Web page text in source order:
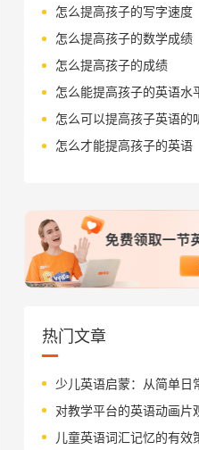
怎么提高孩子的写字速度
怎么提高孩子的数学成绩
怎么提高孩子的成绩
怎么能提高孩子的英语水
怎么可以提高孩子英语的
怎么才能提高孩子的英语
热门文章
少儿英语启蒙：从简单日
对教学平台的英语动画片
儿童英语词汇记忆的有效